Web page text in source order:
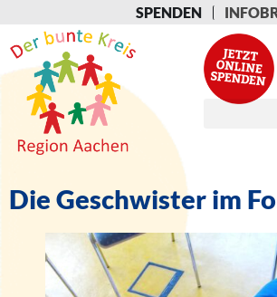
SPENDEN
Die Geschwister im